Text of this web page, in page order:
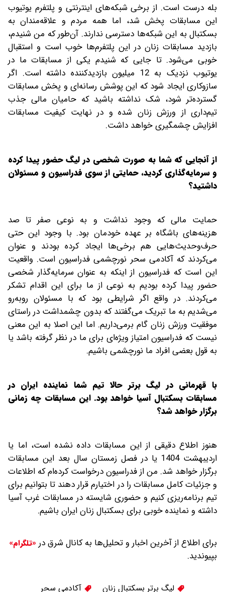
بله درست است. از برخی شبکه‌های اینترنتی و پلتفرم یوتیوب
این مسابقات پخش شد، اما همه مردم و علاقه‌مندان به
بسکتبال به این شبکه‌ها دسترسی ندارند. آن‌طور که من شنیدم،
بازدید مسابقات زنان در این پلتفرم‌ها خوب است و استقبال
خوبی می‌شود. تا جایی که شنیدم یکی از مسابقات ما در
یوتیوب نزدیک به 12 میلیون بازدید‌کننده داشته است. اگر
ساز‌وکاری ایجاد شود که این پوشش رسانه‌ای و پخش مسابقات
گسترده‌تر شود، شک نداشته باشید که حامیان مالی جذب
تیم‌داری از ورزش زنان شده و در نهایت کیفیت مسابقات
افزایش چشمگیری خواهد داشت.
‌از آنجایی که شما به صورت شخصی در لیگ حضور پیدا کرده
و سرمایه‌گذاری کردید، حمایتی از سوی فدراسیون و مسئولان
داشتید؟
حمایت مالی که وجود نداشت و به نوعی صفر تا صد
هزینه‌های باشگاه بر‌ عهده خودمان بود. با وجود این حتی
حرف‌و‌حدیث‌هایی هم برخی‌ها ایجاد کرده بودند و عنوان
می‌کردند که آکادمی سحر نورچشمی فدراسیون است. واقعیت
این است که فدراسیون از اینکه به عنوان سرمایه‌گذار شخصی
حضور پیدا کرده بودیم به نوعی از ما برای این اقدام تشکر
می‌کردند. در واقع اگر شرایطی بود که با مسئولان روبه‌رو
می‌شدیم به ما تبریک می‌گفتند که بدون چشمداشت در راستای
موفقیت ورزش زنان گام بر‌می‌داریم. اما این اصلا به این معنی
نیست که فدراسیون امتیاز ویژه‌ای برای ما در نظر گرفته باشد یا
به قول بعضی افراد ما نورچشمی باشیم.
‌با قهرمانی در لیگ برتر حالا تیم شما نماینده ایران در
مسابقات بسکتبال آسیا خواهد بود. این مسابقات چه زمانی
برگزار خواهد شد؟
هنوز اطلاع دقیقی از این مسابقات داده نشده است، اما یا
اردیبهشت‌‌ 1404‌ یا در فصل زمستان سال بعد این مسابقات
برگزار خواهد شد. من از فدراسیون درخواست کرده‌ام که اطلاعات
و جزئیات کامل مسابقات را در اختیارم قرار دهند تا بتوانیم برای
تیم برنامه‌ریزی کنیم و حضوری شایسته در مسابقات غرب آسیا
داشته و نماینده خوبی برای بسکتبال زنان ایران باشیم.
برای اطلاع از آخرین اخبار و تحلیل‌ها به کانال شرق در «تلگرام»
بپیوندید.
لیگ برتر بسکتبال زنان آکادمی سحر